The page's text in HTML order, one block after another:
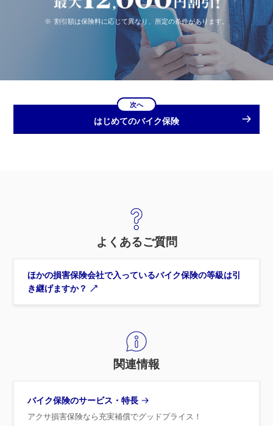
※ 割引額は保険料に応じて異なり、所定の条件があります。
次へ
はじめてのバイク保険
よくあるご質問
ほかの損害保険会社で入っているバイク保険の等級は引
き継げますか？
関連情報
バイク保険のサービス・特長
アクサ損害保険なら充実補償でグッドプライス！